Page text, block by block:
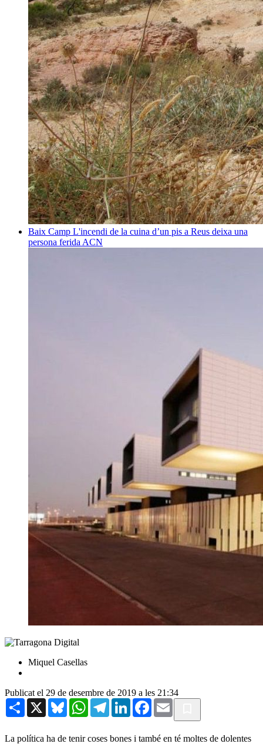
Baix Camp L'incendi de la cuina d’un pis a Reus deixa una
persona ferida ACN
Miquel Casellas
Publicat el 29 de desembre de 2019 a les 21:34
Share X BlueskyWhatsAppTelegramLinkedInFacebook
Email
La política ha de tenir coses bones i també en té moltes de dolentes